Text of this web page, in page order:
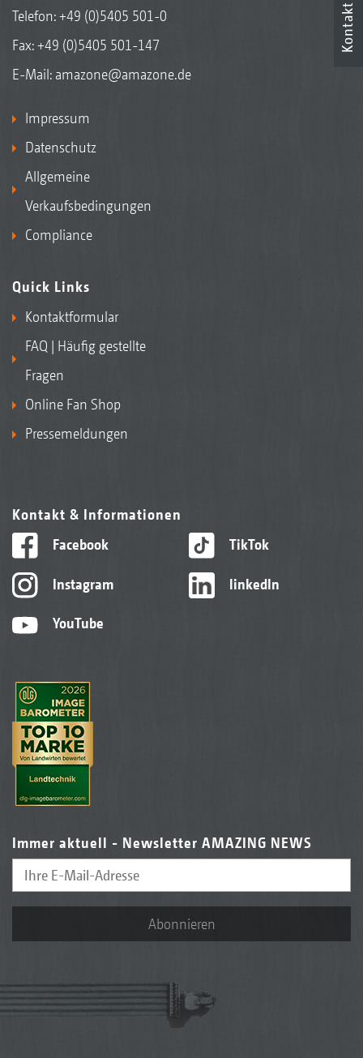
Telefon:+49 (0)5405 501-0
Fax: +49 (0)5405 501-147
E-Mail: amazone@amazone.de
Impressum
Datenschutz
Allgemeine
Verkaufsbedingungen
Compliance
Quick Links
Kontaktformular
FAQ | Häufig gestellte
Fragen
Online Fan Shop
Pressemeldungen
Kontakt & Informationen
Facebook
Instagram
YouTube
TikTok
linkedIn
Immer aktuell - Newsletter AMAZING NEWS
Abonnieren
Kontakt